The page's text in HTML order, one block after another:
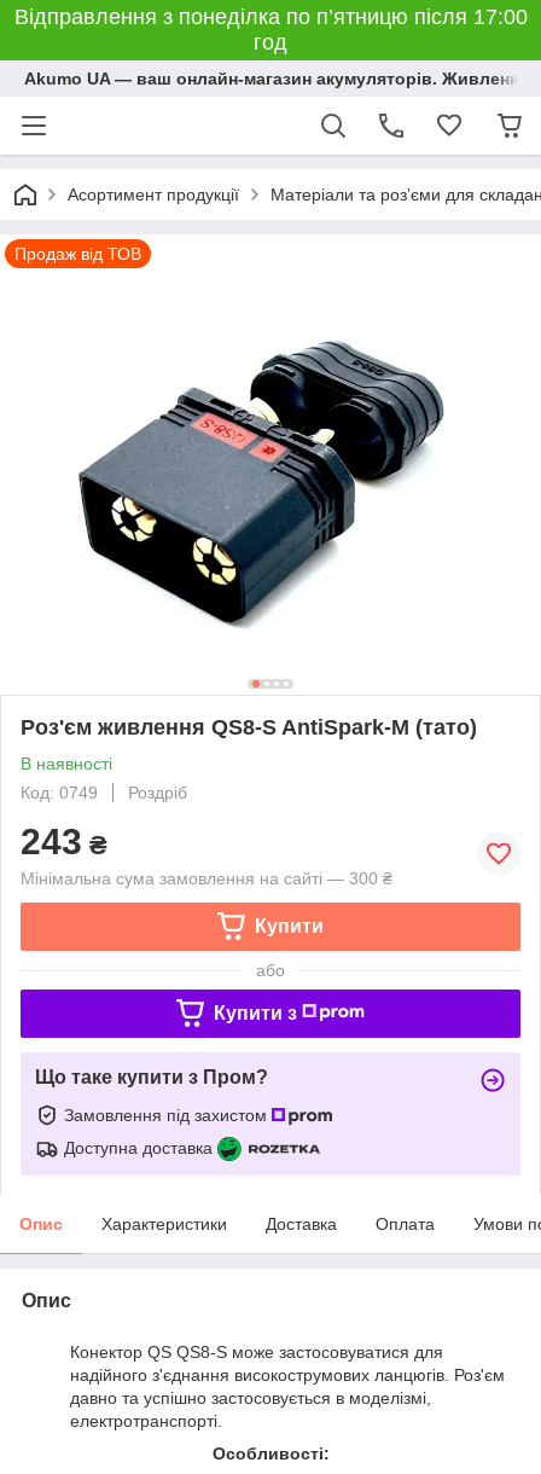
Відправлення з понеділка по п’ятницю після 17:00
год
Akumo UA — ваш онлайн-магазин акумуляторів. Живлення,
Асортимент продукції Матеріали та розʼєми для
Продаж від ТОВ
Роз'єм живлення QS8-S AntiSpark-M (тато)
В наявності
Код: 0749
Роздріб
243 ₴
Мінімальна сума замовлення на сайті — 300 ₴
Купити
або
Купити з
Що таке купити з Пром?
Замовлення під захистом
Доступна доставка
Опис Характеристики Доставка Оплата Умови
Опис
Конектор QS QS8-S може застосовуватися для
надійного з'єднання високострумових ланцюгів. Роз'єм
давно та успішно застосовується в моделізмі,
електротранспорті.
Особливості: